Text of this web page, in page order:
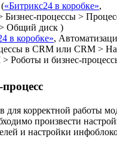
«Битрикс24 в коробке»,
Бизнес-процессы >
Общий диск )
в коробке»,
в CRM или CRM >
Роботы и бизнес-
для корректной работы
произвести
и настройки